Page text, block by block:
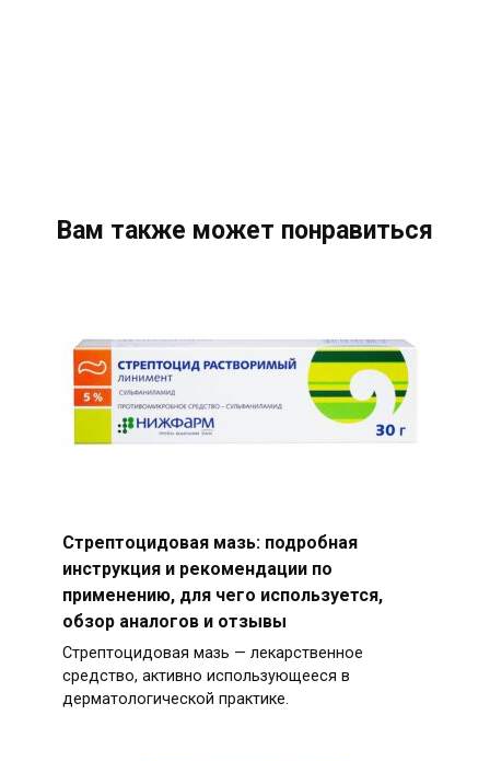
Вам также может понравиться
Стрептоцидовая мазь: подробная
инструкция и рекомендации по
применению, для чего используется,
обзор аналогов и отзывы
Стрептоцидовая мазь — лекарственное
средство, активно использующееся в
дерматологической практике.